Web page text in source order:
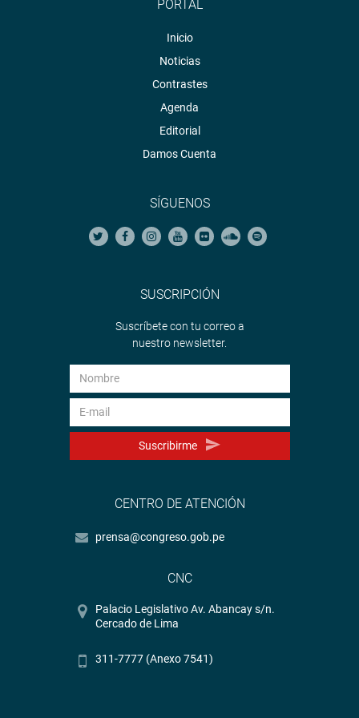
PORTAL
Inicio
Noticias
Contrastes
Agenda
Editorial
Damos Cuenta
SÍGUENOS
SUSCRIPCIÓN
Suscríbete con tu correo a
nuestro newsletter.
Suscribirme
CENTRO DE ATENCIÓN
prensa@congreso.gob.pe
CNC
Palacio Legislativo Av. Abancay s/n.
Cercado de Lima
311-7777 (Anexo 7541)